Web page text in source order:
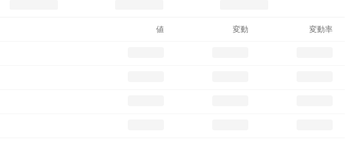
値 変動 変動率